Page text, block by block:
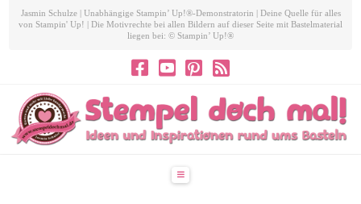
Jasmin Schulze | Unabhängige Stampin’ Up!®-Demonstratorin | Deine Quelle für alles
von Stampin' Up! | Die Motivrechte bei allen Bildern auf dieser Seite mit Bastelmaterial
liegen bei: © Stampin’ Up!®
Navigation